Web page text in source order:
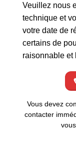
Veuillez nous
technique et
votre date de
certains de
raisonnable et
Vous devez
contacter